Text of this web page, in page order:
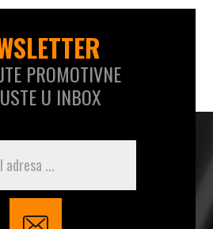
PROMOTIVNE
U INBOX